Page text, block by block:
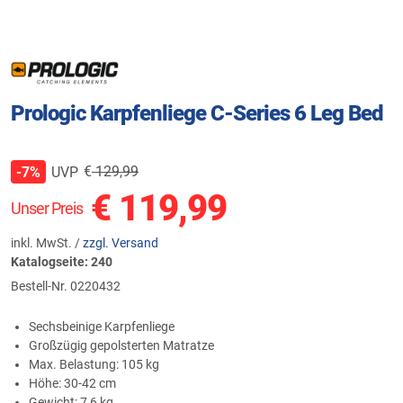
Prologic Karpfenliege C-Series 6 Leg Bed
Unser Preis € 119,99
inkl. MwSt. /zzgl. Versand
-7% UVP €129,99
Katalogseite: 240
Bestell-Nr. 0220432
Sechsbeinige Karpfenliege
Großzügig gepolsterten Matratze
Max. Belastung: 105 kg
Höhe: 30-42 cm